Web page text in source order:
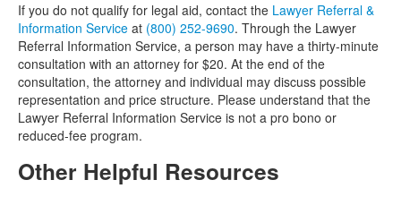
If you do not qualify for legal aid, contact the Lawyer Referral &
Information Service at (800) 252-9690. Through the Lawyer
Referral Information Service, a person may have a thirty-minute
consultation with an attorney for $20. At the end of the
consultation, the attorney and individual may discuss possible
representation and price structure. Please understand that the
Lawyer Referral Information Service is not a pro bono or
reduced-fee program.
Other Helpful Resources